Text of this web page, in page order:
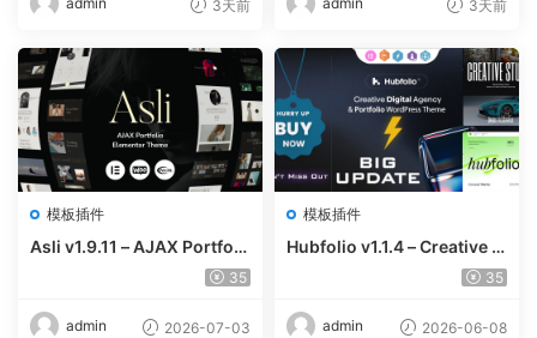
3天前 3天前
模板插件
Asli v1.9.11 – AJAX Portfoli
o Elementor WordPress Th
35
admin 2026-07-03
模板插件
Hubfolio v1.1.4 – Creative P
ortfolio & Digital Agency W
e
35
admin 2026-06-08